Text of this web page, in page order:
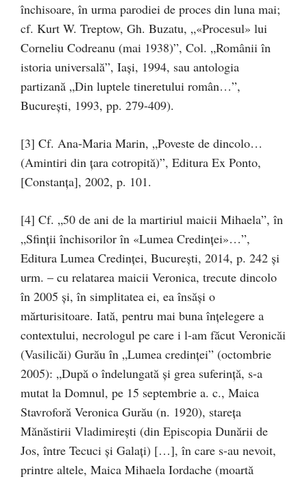
închisoare, în urma parodiei de proces din luna mai;
cf. Kurt W. Treptow, Gh. Buzatu, „«Procesul» lui
Corneliu Codreanu (mai 1938)”, Col. „Românii în
istoria universală”, Iaşi, 1994, sau antologia
partizană „Din luptele tineretului român…”,
Bucureşti, 1993, pp. 279-409).
[3] Cf. Ana-Maria Marin, „Poveste de dincolo…
(Amintiri din ţara cotropită)”, Editura Ex Ponto,
[Constanţa], 2002, p. 101.
[4] Cf. „50 de ani de la martiriul maicii Mihaela”, în
„Sfinţii închisorilor în «Lumea Credinţei»…”,
Editura Lumea Credinţei, Bucureşti, 2014, p. 242 şi
urm. – cu relatarea maicii Veronica, trecute dincolo
în 2005 şi, în simplitatea ei, ea însăşi o
mărturisitoare. Iată, pentru mai buna înţelegere a
contextului, necrologul pe care i l-am făcut Veronicăi
(Vasilicăi) Gurău în „Lumea credinţei” (octombrie
2005): „După o îndelungată şi grea suferinţă, s-a
mutat la Domnul, pe 15 septembrie a. c., Maica
Stavroforă Veronica Gurău (n. 1920), stareţa
Mănăstirii Vladimireşti (din Episcopia Dunării de
Jos, între Tecuci şi Galaţi) […], în care s-au nevoit,
printre altele, Maica Mihaela Iordache (moartă